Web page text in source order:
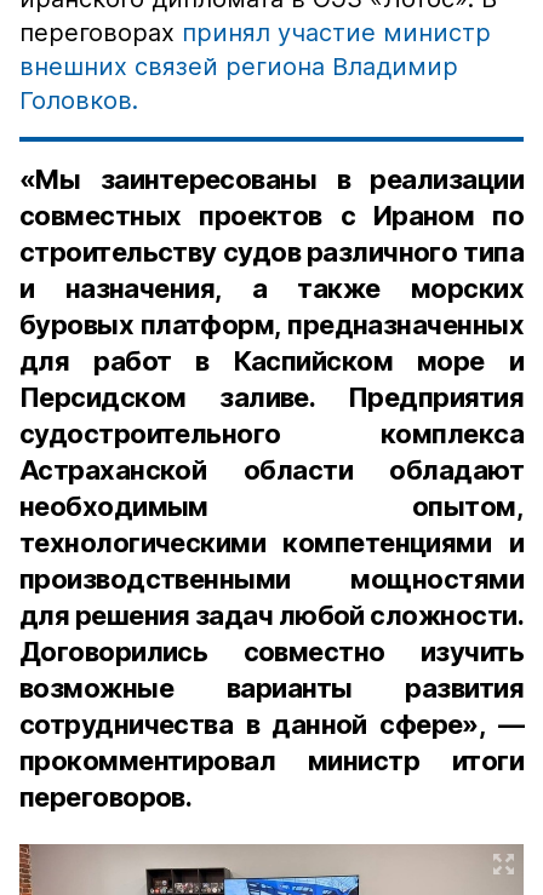
переговорах принял участие министр
внешних связей региона Владимир
Головков.
«Мы заинтересованы в реализации
совместных проектов с Ираном по
строительству судов различного типа
и назначения, а также морских
буровых платформ, предназначенных
для работ в Каспийском море и
Персидском заливе. Предприятия
судостроительного комплекса
Астраханской области обладают
необходимым опытом,
технологическими компетенциями и
производственными мощностями
для решения задач любой сложности.
Договорились совместно изучить
возможные варианты развития
сотрудничества в данной сфере», —
прокомментировал министр итоги
переговоров.